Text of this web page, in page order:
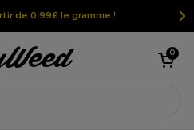
de 0.99€ le gramme !
Ouvrir le
0